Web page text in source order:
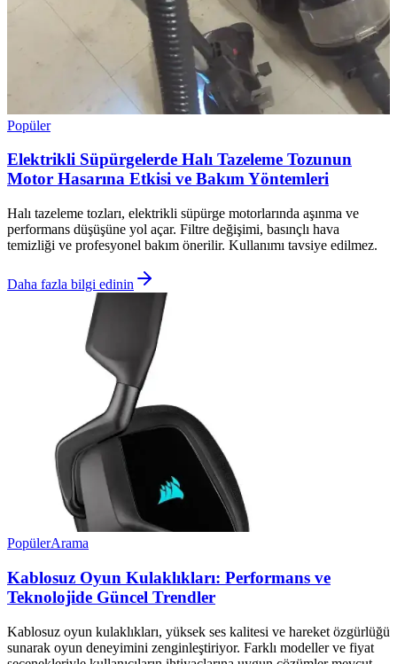
Popüler
Elektrikli Süpürgelerde Halı Tazeleme Tozunun
Motor Hasarına Etkisi ve Bakım Yöntemleri
Halı tazeleme tozları, elektrikli süpürge motorlarında aşınma ve
performans düşüşüne yol açar. Filtre değişimi, basınçlı hava
temizliği ve profesyonel bakım önerilir. Kullanımı tavsiye edilmez.
Daha fazla bilgi edinin
PopülerArama
Kablosuz Oyun Kulaklıkları: Performans ve
Teknolojide Güncel Trendler
Kablosuz oyun kulaklıkları, yüksek ses kalitesi ve hareket özgürlüğü
sunarak oyun deneyimini zenginleştiriyor. Farklı modeller ve fiyat